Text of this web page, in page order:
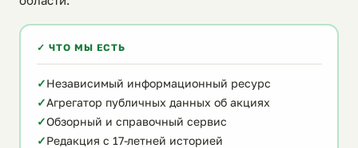
✓ ЧТО МЫ ЕСТЬ
Независимый информационный ресурс
Агрегатор публичных данных об акциях
Обзорный и справочный сервис
Редакция с 17-летней историей